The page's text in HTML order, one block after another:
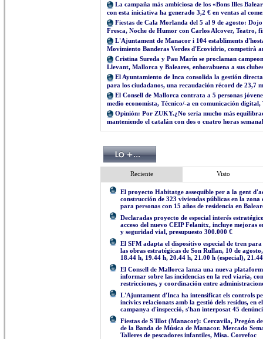
La campaña más ambiciosa de los «Bons Illes
con esta iniciativa ha generado 3,2 € en ventas al
Fiestas de Cala Morlanda del 5 al 9 de agosto:
Fresca, Noche de Humor con Carlos Alcover, Teatro,
L'Ajuntament de Manacor i 104 establiments
Movimiento Banderas Verdes d'Ecovidrio, competirà
Cristina Sureda y Pau Marín se proclaman
Llevant, Mallorca y Baleares, enhorabuena a sus
El Ayuntamiento de Inca consolida la gestión
para los ciudadanos, una recaudación récord de 23,7
El Consell de Mallorca contrata a 5 personas
medio economista, Técnico/-a en comunicación
Opinión: Por ZUKY.¿No sería mucho más
manteniendo el catalán con dos o cuatro horas
Reciente Visto
El proyecto Habitatge assequible per a la gent
construcción de 323 viviendas públicas en la
para personas con 15 años de residencia en
Declaradas proyecto de especial interés
acceso del nuevo CEIP Felanitx, incluye mejoras
y seguridad vial, presupuesto 300.000 €
El SFM adapta el dispositivo especial de tren
las obras estratégicas de Son Rullan, 10 de
18.44 h, 19.44 h, 20.44 h, 21.00 h (especial),
El Consell de Mallorca lanza una nueva
informar sobre las incidencias en la red viaria,
restricciones, y coordinación entre
L'Ajuntament d'Inca ha intensificat els controls
incívics relacionats amb la gestió dels residus, en
campanya d'inspecció, s'han interposat 45
Fiestas de S'Illot (Manacor): Cercavila, Pregón
de la Banda de Música de Manacor. Mercado
Talleres de pescadores infantiles, Misa. Correfoc